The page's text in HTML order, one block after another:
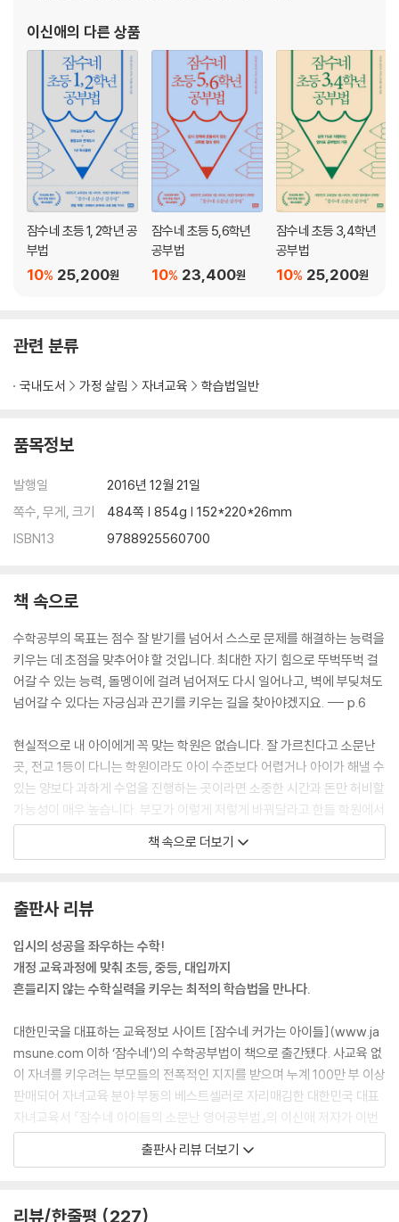
초등수학 로드맵
초등 기본과정 | 초등 응용과정 | 초등 심화과정 | 초등 심화플러스과정
중등수학 로드맵
중등수학을 잘하기 위한 핵심
중등수학 문제집 정확하게 알기
중등수학 로드맵
중등 기본과정 | 중등 응용과정 | 중등 심화과정 | 중등 심화플러스과정
3부 영역별 수학 핵심 잡기
연산 꼼꼼 가이드
연산이 왜 중요할까?
연산 선행학습 No! 과잉학습 No!
연산 공부는 이렇게
도형 꼼꼼 가이드
본격적인 도형 공부를 하기 전에
문장제(서술형) 꼼꼼 가이드
문장제(서술형) 꽉잡기
문장제(서술형) 문제를 풀기 위한 조건은? | 문장제 문제를 어려워하는 아
사고력 꼼꼼 가이드
사고력 꽉잡기
사고력을 확장시키는 1인용 퍼즐
집중력, 논리력, 문제해결력을 키우는 보드게임
수학동화책과 사고력을 키워주는 수학지식책, 종류와 활용
오답노트, 풀이노트, 개념노트
오답체크 & 오답노트, 풀이노트, 개념노트
4부 유아수학
유아수학, 지켜야 할 원칙
유아수학, 시작은 이렇게 | 유아수학 주의점 | 유아수학, 궁금증 5가지
생활 속의 수학놀이
유아도 할 만한 수학교구, 퍼즐, 보드게임
수학교구 | 수학퍼즐 | 수학보드게임
수학 개념을 익혀주는 수학그림책
1. 잠수네 추천! 수학동화책 & 수학지식책
① 수학동화책
② 수학원리책
④ 수학 퍼즐 & 퀴즈
⑤ 수학 심화책
2. 수학 사전, 수학 애니메이션/다큐멘터리
3. 초등수학 주요개념 꽉잡기
① 학년별 도형 개념
③ 도형의 겉넓이와 부피
4. 초1~고1 수학교과 연관단원 분석표
이신애의 다른 상품
잠수네 초등 1, 2학년 공
부법
25,200원
10%
잠수네 초등 5,6학년
공부법
23,400원
10%
잠수네 초등 3,4학년
공부법
25,200원
10%
관련 분류
국내도서 가정 살림 자녀교육 학습법일반
품목정보
발행일
2016년 12월 21일
쪽수, 무게, 크기
484쪽 | 854g | 152*220*26mm
ISBN13
9788925560700
책 속으로
수학공부의 목표는 점수 잘 받기를 넘어서 스스로 문제를 해결하는 능력을
키우는 데 초점을 맞추어야 할 것입니다. 최대한 자기 힘으로 뚜벅뚜벅 걸
어갈 수 있는 능력, 돌멩이에 걸려 넘어져도 다시 일어나고, 벽에 부딪쳐도
넘어갈 수 있다는 자긍심과 끈기를 키우는 길을 찾아야겠지요. --- p.6
현실적으로 내 아이에게 꼭 맞는 학원은 없습니다. 잘 가르친다고 소문난
곳, 전교 1등이 다니는 학원이라도 아이 수준보다 어렵거나 아이가 해낼 수
있는 양보다 과하게 수업을 진행하는 곳이라면 소중한 시간과 돈만 허비할
가능성이 매우 높습니다. 부모가 이렇게 저렇게 바꿔달라고 한들 학원에서
시스템을 바꿔주지도 않습니다. 학원을 찾는 이유가 분명해야 합니다. 아
이 혼자 하기 힘들어서라면 확실하게 습관을 잡게 해주는 곳을, 심화학습
심화학습을 하는 이유는 생각하는 힘, 즉 논리력과 사고력을 키우기 위함
입니다. 당장은 학교 시험이나 수능수학을 잘 보는 것이 목표이지만, 장기
적으로는 살면서 부딪히는 여러 문제를 다각도로 생각해보며 해결하는 힘
닙니다만, 입시에서는 절대적인 조건입니다. --- p.63
아이가 영재고, 과학고를 가기 원해서, 어려운 수학 문제를 푸는 것을 좋아
해 경시를 시작해보는 것은 좋습니다. 수학적 재능이 전체의 0.1% 수준으
로 고등 수학경시까지 목표로 한다면 지금 수학경시 준비를 시작할 수도
있습니다. 수학에 집중적으로 시간을 투자해 영재고, 과학고에 진학하고,
수학을 특기로 대학에 입학한다는 선순환을 기대하면서요. 그러나 수학을
잘하는 아이들 간에도 차이가 큽니다. 노력해서 올라갈 수 있는 영역과 신
는 것도 아니고, 뒤늦게 뛰어들었어도 재능이 있는 아이는 치고 나갑니다.
책 속으로 더보기
출판사 리뷰
입시의 성공을 좌우하는 수학!
개정 교육과정에 맞춰 초등, 중등, 대입까지
흔들리지 않는 수학실력을 키우는 최적의 학습법을 만나다.
대한민국을 대표하는 교육정보 사이트 [잠수네 커가는 아이들](www.ja
msune.com 이하 ‘잠수네’)의 수학공부법이 책으로 출간됐다. 사교육 없
이 자녀를 키우려는 부모들의 전폭적인 지지를 받으며 누계 100만 부 이상
판매되어 자녀교육 분야 부동의 베스트셀러로 자리매김한 대한민국 대표
자녀교육서 『잠수네 아이들의 소문난 영어공부법』의 이신애 저자가 이번
에는 잠수네 만의 독보적인 수학학습 노하우를 집대성하여 『잠수네 아이
들의 소문난 수학공부법』을 펴냈다. 이 책은 유아부터 초등, 중등, 고등까
출판사 리뷰 더보기
리뷰/한줄평 227